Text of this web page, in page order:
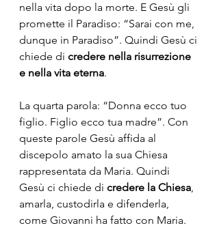
nella vita dopo la morte. E Gesù gli
promette il Paradiso: “Sarai con me,
dunque in Paradiso”. Quindi Gesù ci
chiede di credere nella risurrezione
e nella vita eterna.
La quarta parola: “Donna ecco tuo
figlio. Figlio ecco tua madre”. Con
queste parole Gesù affida al
discepolo amato la sua Chiesa
rappresentata da Maria. Quindi
Gesù ci chiede di credere la Chiesa,
amarla, custodirla e difenderla,
come Giovanni ha fatto con Maria.